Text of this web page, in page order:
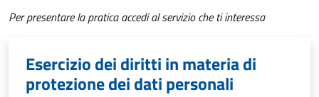
Per presentare la pratica accedi al servizio che ti interessa
Esercizio dei diritti in materia di
protezione dei dati personali